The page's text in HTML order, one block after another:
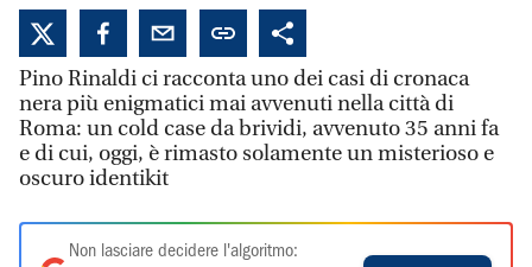
Pino Rinaldi ci racconta uno dei casi di cronaca
nera più enigmatici mai avvenuti nella città di
Roma: un cold case da brividi, avvenuto 35 anni fa
e di cui, oggi, è rimasto solamente un misterioso e
oscuro identikit
Non lasciare decidere l'algoritmo: